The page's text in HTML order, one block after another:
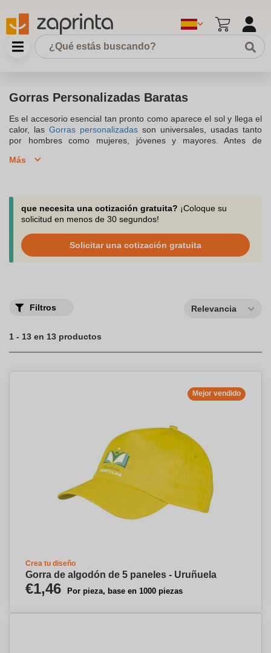
Gorras Personalizadas Baratas
Es el accesorio esencial tan pronto como aparece el sol y llega el
calor, las Gorras personalizadas son universales, usadas tanto
por hombres como mujeres, jóvenes y mayores. Antes de
nuestra selección de
queridos o para un evento privado o como un detalle de
agradecimiento para tus clientes. Puedes realizar pedidos a partir
de 10 gorras, para que puedas descubrirlas todas y hacer varios
asesora y responde tus preguntas por teléfono, chat o correo
electrónico.
Más
que necesita una cotización gratuita? ¡Coloque su
solicitud en menos de 30 segundos!
Solicitar una cotización gratuita
Filtros Relevancia
1 - 13 en 13 productos
Mejor vendido
Crea tu diseño
Gorra de algodón de 5 paneles - Uruñuela
€1,46 Por pieza, base en 1000 piezas